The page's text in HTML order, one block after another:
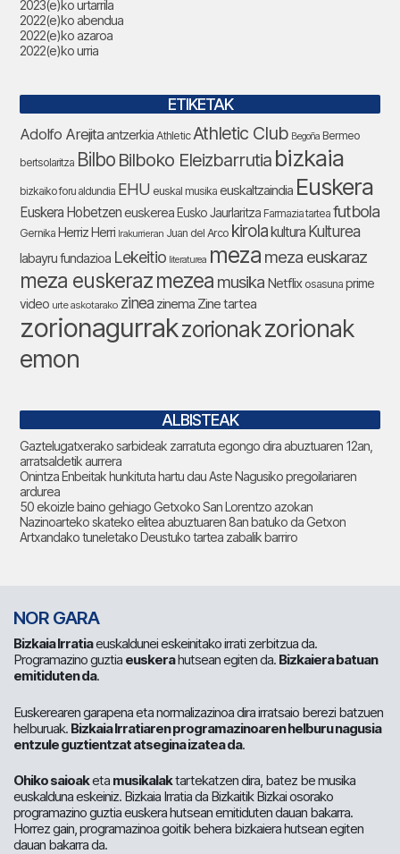
2023(e)ko urtarrila
2022(e)ko abendua
2022(e)ko azaroa
2022(e)ko urria
ETIKETAK
Adolfo Arejitaantzerkia Athletic Athletic Club Begoña Bermeo
bertsolaritza Bilbo Bilboko Eleizbarrutia bizkaia
bizkaiko foru aldundia EHU euskal musika euskaltzaindia Euskera
Euskera Hobetzeneuskerea Eusko Jaurlaritza Farmazia tartea futbola
Gernika Herriz Herri Irakurrieran Juan del Arco kirolakultura Kulturea
labayru fundazioa Lekeitio literaturea meza meza euskaraz
meza euskerazmezea musika Netflix osasuna prime
video urte askotarako zinea zinema Zine tartea
zorionagurrakzorionakzorionak
emon
ALBISTEAK
Gaztelugatxerako sarbideak zarratuta egongo dira abuztuaren 12an,
arratsaldetik aurrera
Onintza Enbeitak hunkituta hartu dau Aste Nagusiko pregoilariaren
ardurea
50 ekoizle baino gehiago Getxoko San Lorentzo azokan
Nazinoarteko skateko elitea abuztuaren 8an batuko da Getxon
Artxandako tuneletako Deustuko tartea zabalik barriro
NOR GARA
Bizkaia Irratiaeuskaldunei eskeinitako irrati zerbitzua da.
Programazino guztia euskerahutsean egiten da. Bizkaiera batuan
emitiduten da.
Euskerearen garapena eta normalizazinoa dira irratsaio berezi batzuen
helburuak. Bizkaia Irratiaren programazinoaren helburu nagusia
entzule guztientzat atsegina izatea da.
Ohiko saioaketa musikalaktartekatzen dira, batez be musika
euskalduna eskeiniz. Bizkaia Irratia da Bizkaitik Bizkai osorako
programazino guztia euskera hutsean emitiduten dauan bakarra.
Horrez gain, programazinoa goitik behera bizkaiera hutsean egiten
dauan bakarra da.